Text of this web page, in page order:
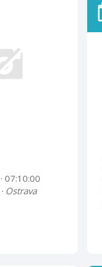
· 07:10:00
Ostrava